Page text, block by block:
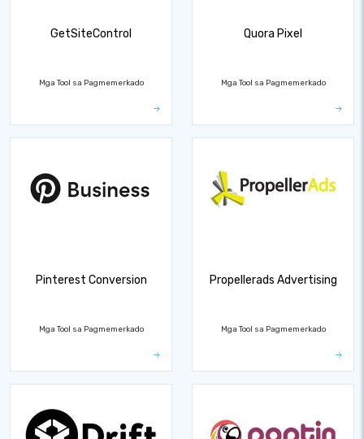
GetSiteControl
Mga Tool sa Pagmemerkado
Quora Pixel
Mga Tool sa Pagmemerkado
Pinterest Conversion
Mga Tool sa Pagmemerkado
Propellerads Advertising
Mga Tool sa Pagmemerkado